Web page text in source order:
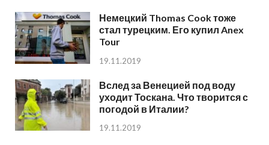
Немецкий Thomas Cook тоже
стал турецким. Его купил Anex
Tour
19.11.2019
Вслед за Венецией под воду
уходит Тоскана. Что творится с
погодой в Италии?
19.11.2019